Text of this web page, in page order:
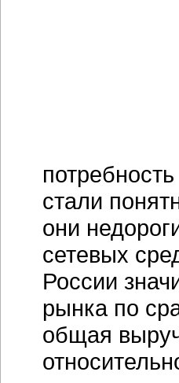
стали
они
сетевых
России
рынка по
общая